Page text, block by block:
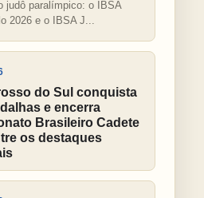
judô paralímpico: o IBSA
2026 e o IBSA J...
do Sul conquista
e encerra
Brasileiro Cadete
os destaques